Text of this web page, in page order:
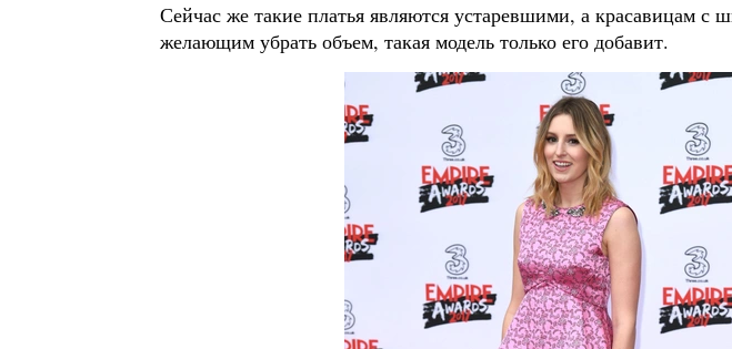
Сейчас же такие платья являются устаревшими, а красавицам с
желающим убрать объем, такая модель только его добавит.